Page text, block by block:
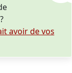
avoir de vos